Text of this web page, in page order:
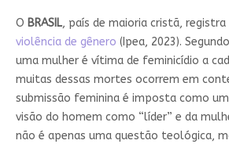
O BRASIL, país de maioria cristã, registra
violência de gênero (Ipea, 2023).
uma mulher é vítima de feminicídio a
muitas dessas mortes ocorrem em
submissão feminina é imposta como
visão do homem como “líder” e da
não é apenas uma questão teológica,